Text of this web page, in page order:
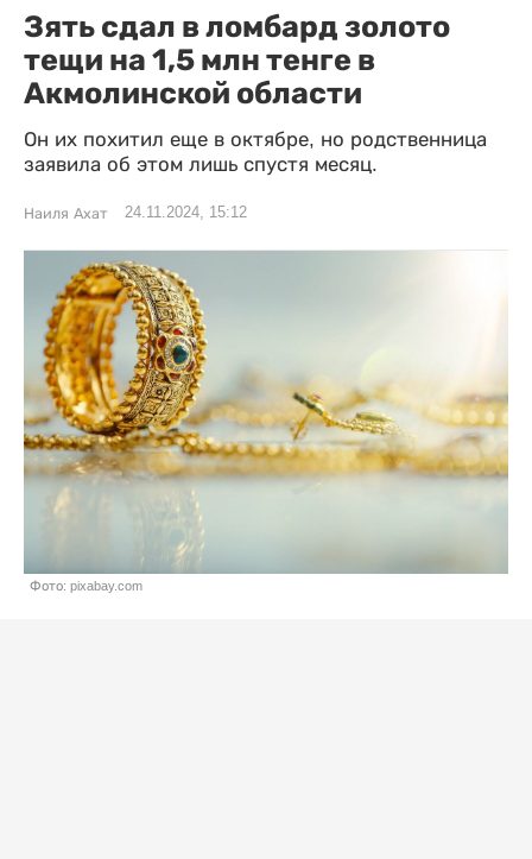
Зять сдал в ломбард золото
тещи на 1,5 млн тенге в
Акмолинской области
Он их похитил еще в октябре, но родственница
заявила об этом лишь спустя месяц.
Наиля Ахат 24.11.2024, 15:12
Фото: pixabay.com